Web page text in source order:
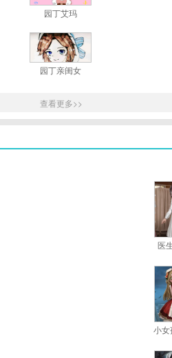
园丁艾玛
园丁亲闺女
查看更多>>
医
小女